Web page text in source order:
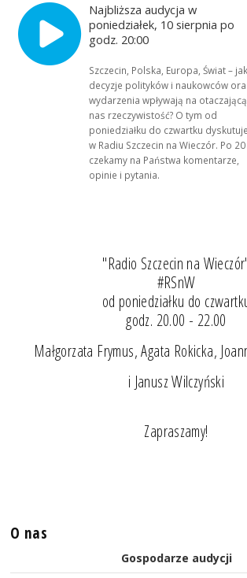
Najbliższa audycja w
poniedziałek, 10 sierpnia po
godz. 20:00
Szczecin, Polska, Europa, Świat – jak
decyzje polityków i naukowców
wydarzenia wpływają na otaczającą
nas rzeczywistość? O tym od
poniedziałku do czwartku
w Radiu Szczecin na Wieczór. Po 20
czekamy na Państwa komentarze,
opinie i pytania.
"Radio Szczecin na
#RSnW
od poniedziałku do
godz. 20.00 - 22.00
Małgorzata Frymus, Agata Rokicka,
i Janusz Wilczyński
Zapraszamy!
O nas
Gospodarze audycji